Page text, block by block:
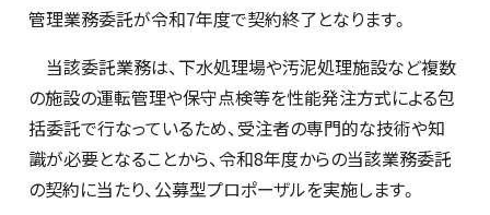
管理業務委託が令和7年度で契約終了となります。
当該委託業務は、下水処理場や汚泥処理施設など複数
の施設の運転管理や保守点検等を性能発注方式による包
括委託で行なっているため、受注者の専門的な技術や知
識が必要となることから、令和8年度からの当該業務委託
の契約に当たり、公募型プロポーザルを実施します。